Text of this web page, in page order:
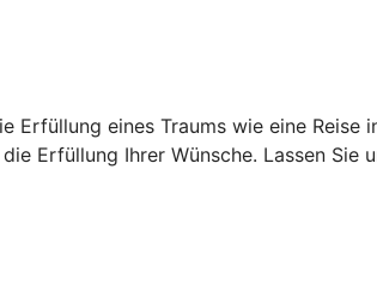
eines Traums wie eine
Erfüllung Ihrer Wünsche. Lassen Sie